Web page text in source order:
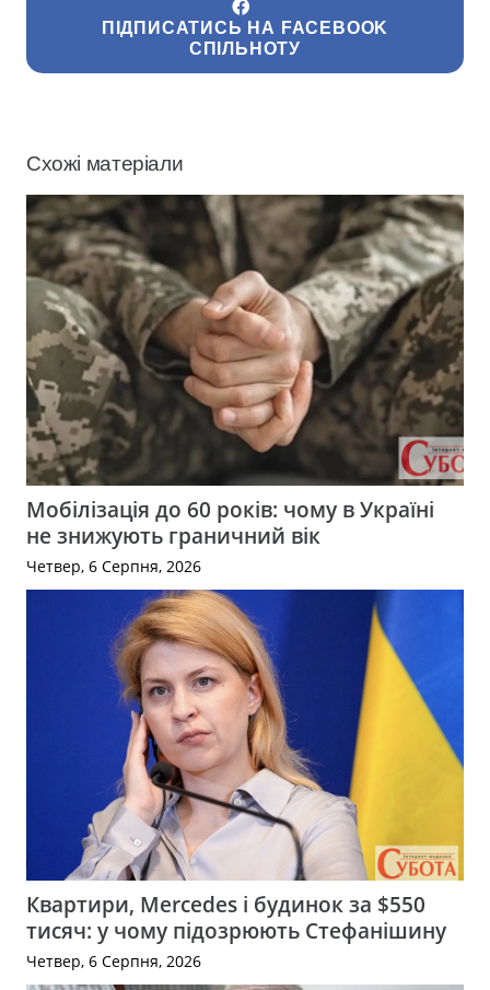
ПІДПИСАТИСЬ НА FACEBOOK
СПІЛЬНОТУ
Схожі матеріали
Мобілізація до 60 років: чому в Україні
не знижують граничний вік
Четвер, 6 Серпня, 2026
Квартири, Mercedes і будинок за $550
тисяч: у чому підозрюють Стефанішину
Четвер, 6 Серпня, 2026